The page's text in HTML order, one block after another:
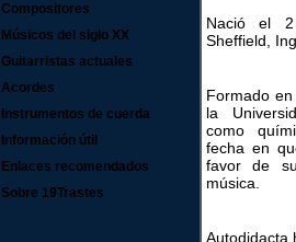
Compositores
Músicos del siglo XX
Guitarristas actuales
Acordes
Instrumentos de cuerda
Información útil
Enlaces recomendados
Sobre 19Trastes
Nació el
Sheffield,
Formado
la
como
fecha en
favor de
música.
Autodidacta